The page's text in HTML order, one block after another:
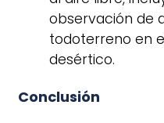
observación de
todoterreno en
desértico.
Conclusión